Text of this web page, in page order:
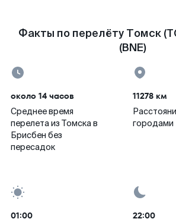
Факты по перелёту Томск
(BNE)
около 14 часов
Среднее время
перелета из Томска в
Брисбен без
пересадок
11278 км
городами
01:00 22:00